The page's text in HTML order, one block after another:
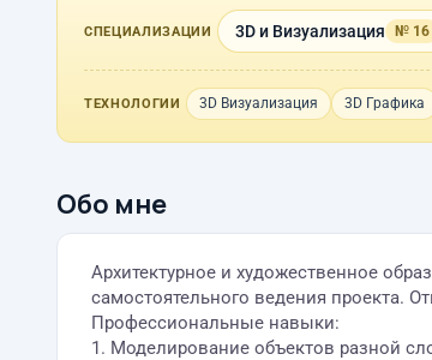
СПЕЦИАЛИЗАЦИИ 3D и Визуализация № 16
ТЕХНОЛОГИИ 3D Визуализация 3D Графика
Обо мне
Архитектурное и художественное
самостоятельного ведения проекта.
Профессиональные навыки:
1. Моделирование объектов разной